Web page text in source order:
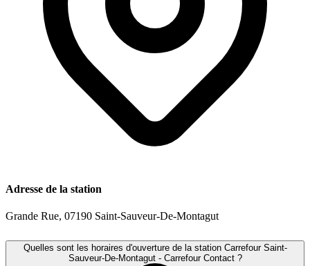
Adresse de la station
Grande Rue, 07190 Saint-Sauveur-De-Montagut
Quelles sont les horaires d'ouverture de la station Carrefour Saint-
Sauveur-De-Montagut - Carrefour Contact ?